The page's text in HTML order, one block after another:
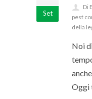
Set
Di
pest
della
Noi
Oggi